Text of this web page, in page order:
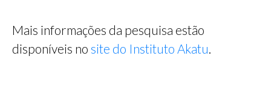
Mais informações da pesquisa estão
disponíveis no site do Instituto Akatu.